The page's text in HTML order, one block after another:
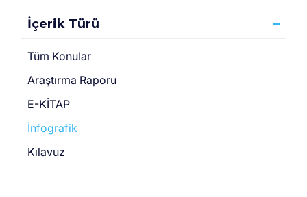
İçerik Türü
Tüm Konular
Araştırma Raporu
E-KİTAP
İnfografik
Kılavuz